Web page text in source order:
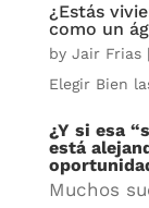
¿Estás
como un
by Jair Frias|
Elegir Bien
¿Y si esa
está
Muchos